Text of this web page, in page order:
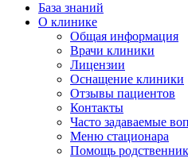
База знаний
О клинике
Общая информация
Врачи клиники
Лицензии
Оснащение клиники
Отзывы пациентов
Контакты
Часто задаваемые
Меню стационара
Помощь